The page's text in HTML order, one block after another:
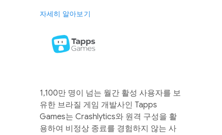
자세히 알아보기
1,100만 명이 넘는 월간 활성 사용자를 보
유한 브라질 게임 개발사인 Tapps
Games는 Crashlytics와 원격 구성을 활
용하여 비정상 종료를 경험하지 않는 사